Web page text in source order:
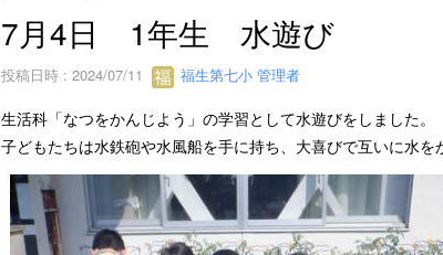
7月4日 1年生 水遊び
投稿日時 : 2024/07/11 福生第七小 管理者
生活科「なつをかんじよう」の学習として水遊びをしました。
子どもたちは水鉄砲や水風船を手に持ち、大喜びで互いに水を